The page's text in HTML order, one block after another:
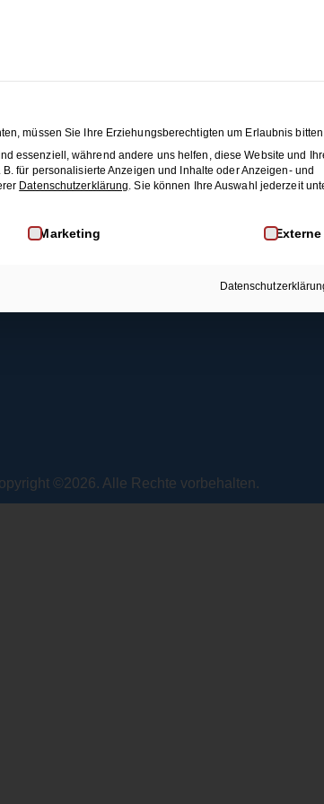
content is protected, pleaselogin andenroll
Rechtliches
AGB
Widerrufsrecht
Mehr Infos
Membership
©2026. Alle Rechte vorbehalten.
müssen Sie Ihre Erziehungsberechtigten um Erlaubnis
essenziell, während andere uns helfen, diese Website und
für personalisierte Anzeigen und Inhalte oder Anzeigen- und
Datenschutzerklärung. Sie können Ihre Auswahl jederzeit
werden kann. Die erste Service-Gruppe
Marketing